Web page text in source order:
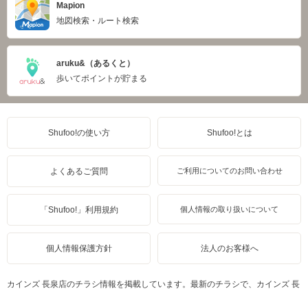
Mapion
地図検索・ルート検索
aruku&（あるくと）
歩いてポイントが貯まる
Shufoo!の使い方 Shufoo!とは
よくあるご質問 ご利用についてのお問い合わせ
「Shufoo!」利用規約 個人情報の取り扱いについて
個人情報保護方針 法人のお客様へ
カインズ 長泉店のチラシ情報を掲載しています。最新のチラシで、カインズ 長